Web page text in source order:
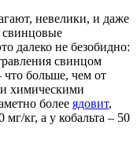
невелики, и даже
далеко не безобидно:
свинцом
что больше, чем от
химическими
более ядовит,
кг, а у кобальта – 50